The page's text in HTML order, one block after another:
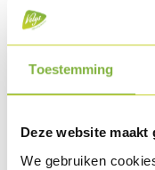
Toestemming
Deze website
We gebruiken
0,2 kg sjalotten
0,1 l olijfolie
Peper & zout